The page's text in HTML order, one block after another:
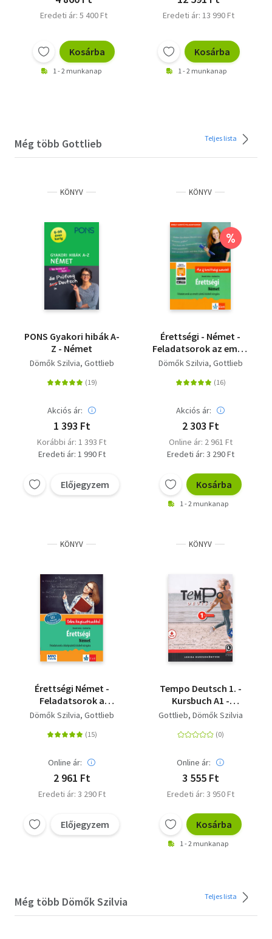
Eredeti ár: 5 400 Ft
Kosárba
1 - 2 munkanap
Eredeti ár: 13 990 Ft
Kosárba
1 - 2 munkanap
Még több Gottlieb Teljes lista
KÖNYV
PONS Gyakori hibák A-
Z - Német
Dömők Szilvia Gottlieb
Akciós ár:
1 393 Ft
Korábbi ár: 1 393 Ft
Eredeti ár: 1 990 Ft
Előjegyzem
KÖNYV
%
Érettségi - Német -
Feladatsorok az emelt
szintű írásbeli vizsgára
Dömők Szilvia Gottlieb
Akciós ár:
2 303 Ft
Online ár: 2 961 Ft
Eredeti ár: 3 290 Ft
Kosárba
1 - 2 munkanap
KÖNYV
Érettségi Német -
Feladatsorok a
középszintű írásbeli
kiegészítésekkel
Dömők Szilvia Gottlieb
Online ár:
2 961 Ft
Eredeti ár: 3 290 Ft
Előjegyzem
KÖNYV
Tempo Deutsch 1. -
Kursbuch A1 -
letölthető
Gottlieb Dömők Szilvia
Online ár:
3 555 Ft
Eredeti ár: 3 950 Ft
Kosárba
1 - 2 munkanap
Még több Dömők Szilvia Teljes lista